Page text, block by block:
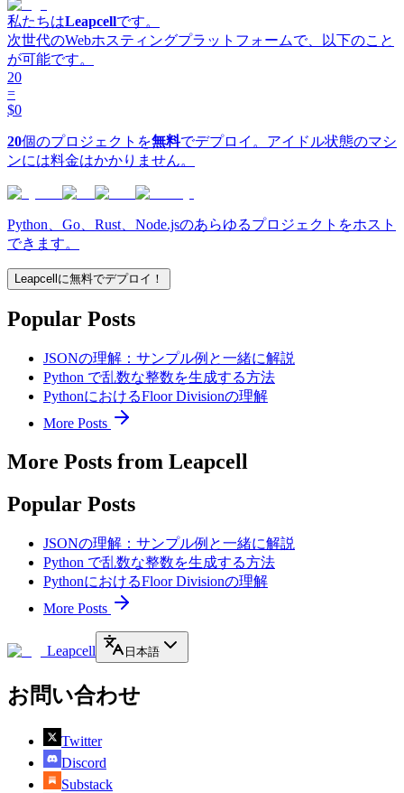
私たちはLeapcellです。
次世代のWebホスティングプラットフォームで、以下のこと
が可能です。
20
=
$0
20個のプロジェクトを無料でデプロイ。アイドル状態のマシ
ンには料金はかかりません。
Python、Go、Rust、Node.jsのあらゆるプロジェクトをホスト
できます。
Leapcellに無料でデプロイ！
Popular Posts
JSONの理解：サンプル例と一緒に解説
Python で乱数な整数を生成する方法
PythonにおけるFloor Divisionの理解
More Posts
More Posts from Leapcell
Popular Posts
JSONの理解：サンプル例と一緒に解説
Python で乱数な整数を生成する方法
PythonにおけるFloor Divisionの理解
More Posts
Leapcell 日本語
お問い合わせ
Twitter
Discord
Substack